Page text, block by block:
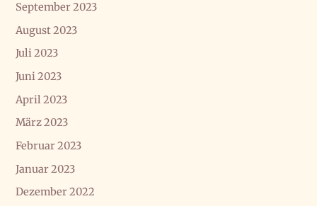
September 2023
August 2023
Juli 2023
Juni 2023
April 2023
März 2023
Februar 2023
Januar 2023
Dezember 2022